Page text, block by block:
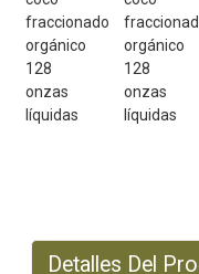
Detalles Del